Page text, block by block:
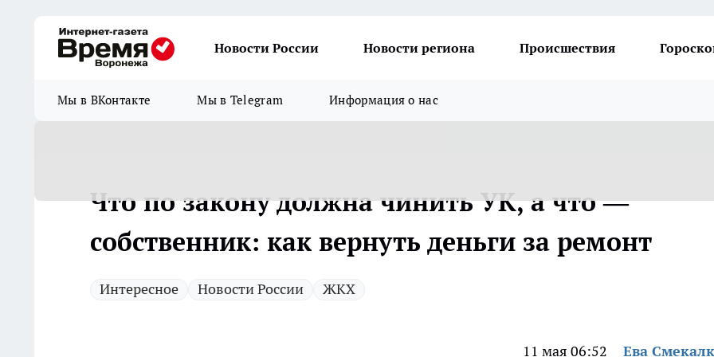
Новости России Новости региона Происшествия
Мы в ВКонтакте Мы в Telegram Информация о нас
Что по закону должна чинить УК, а что —
собственник: как вернуть деньги за ремонт
Интересное Новости России ЖКХ
11 мая 06:52 Ева